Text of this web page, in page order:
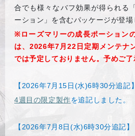
合でも様々なバフ効果が得られる
ーション」を含むパッケージが登場
※ローズマリーの成長ポーション
は、2026年7月22日定期メンテナ
では予定しておりません。予めご了
【2026年7月15日(水)6時30分追記】
4週目の限定製作を追記しました。
【2026年7月8日(水)6時30分追記】